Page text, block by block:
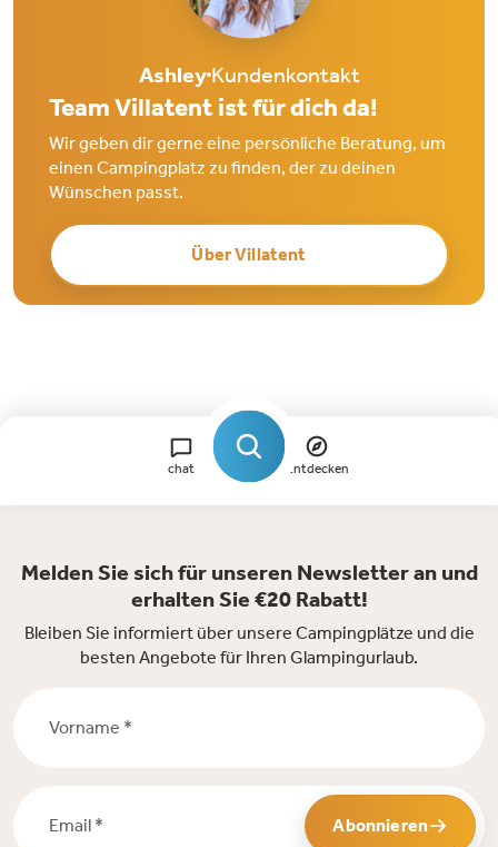
AshleyKundenkontakt
Team Villatent ist für dich da!
Wir geben dir gerne eine persönliche Beratung, um
einen Campingplatz zu finden, der zu deinen
Wünschen passt.
Über Villatent
chat Entdecken
Melden Sie sich für unseren Newsletter an und
erhalten Sie €20 Rabatt!
Bleiben Sie informiert über unsere Campingplätze und die
besten Angebote für Ihren Glampingurlaub.
Abonnieren